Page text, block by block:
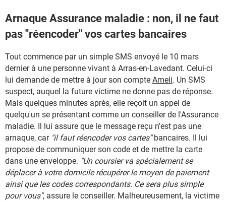
Arnaque Assurance maladie : non, il ne faut
pas "réencoder" vos cartes bancaires
Tout commence par un simple SMS envoyé le 10 mars
dernier à une personne vivant à Arras-en-Lavedant. Celui-ci
lui demande de mettre à jour son compte Ameli. Un SMS
suspect, auquel la future victime ne donne pas de réponse.
Mais quelques minutes après, elle reçoit un appel de
quelqu'un se présentant comme un conseiller de l'Assurance
maladie. Il lui assure que le message reçu n'est pas une
arnaque, car "il faut réencoder vos cartes"bancaires. Il lui
propose de communiquer son code et de mettre la carte
dans une enveloppe. "Un coursier va spécialement se
déplacer à votre domicile récupérer le moyen de paiement
ainsi que les codes correspondants. Ce sera plus simple
pour vous", assure le conseiller. Malheureusement, la victime